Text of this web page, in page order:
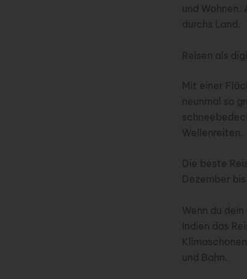
und
durchs Land.
Reisen als
Mit einer
neunmal so
Wellenreiten.
Die beste
Dezember
Wenn du
Indien das
und Bahn.